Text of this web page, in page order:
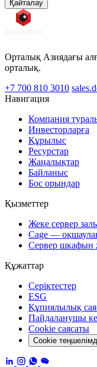
Қайталау
Орталық Азиядағы
орталық.
+7 700 810 3010
Навигация
Компания
Инвесторларға
Құрылыс
Ресурстар
Жаңалықтар
Байланыс
Бос орындар
Қызметтер
Жеке сервер
Cage —
Сервер шкафын
Құжаттар
Серіктестер
ESG
Құпиялылық
Пайдаланушы
Cookie саясаты
Cookie